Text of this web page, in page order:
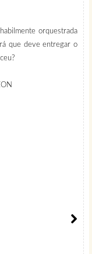
orquestrada
que deve entregar o